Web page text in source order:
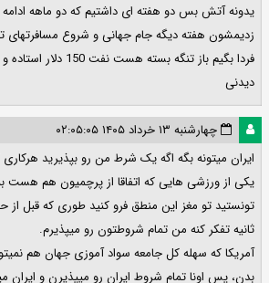
یدونه آتش بس دو هفته ای داشتیم که دو ماهه
زدیمشون هفته دیگه جام جهانی و شروع مسافرتهای
فردا بگیم باز تنگه بسته
دیدنی
چهارشنبه ۱۳ خرداد ۱۴۰۵ ۰۲:۰۵:۰۵
ایران میتونه بگه اگه یک شرط من رو بپذیرید هرکاری
یکی از ورزشی هایی که اتفاقا از پرچمیون هم هست
ثانیه تفکر کنه من تمام شروطتون رو میپذیرم.
آمریکا که سهله کل جامعه سواد آموزی جهان هم
بدن، پس اونا تمام شروط ایران رو میپذیرن و ایران